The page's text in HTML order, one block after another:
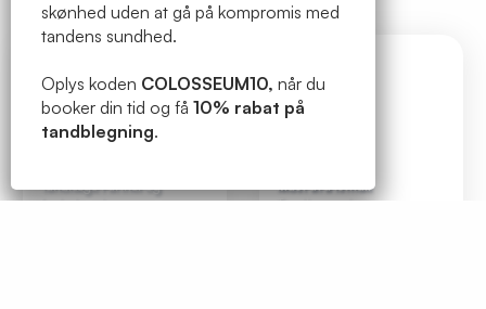
Tandregulering med gennemsigtig
plastskinne
Tandlæge Partner og
fagleder -Læs mere
Mustafa Ismail
Tandlæge -Læs mere
skønhed uden at gå på kompromis med
tandens sundhed.
Oplys koden COLOSSEUM10, når du
booker din tid og få 10% rabat på
tandblegning.
Torsdag d. 2. april – mandag d. 6. april:
Vi har åbent som normalt fra d. 7. april
og ser frem til at tage imod dig.